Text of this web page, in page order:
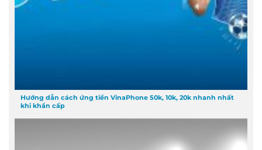
Hướng dẫn cách ứng tiền VinaPhone 50k, 10k, 20k nhanh nhất
khi khẩn cấp